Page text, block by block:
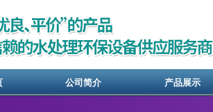
公司简介 产品展示